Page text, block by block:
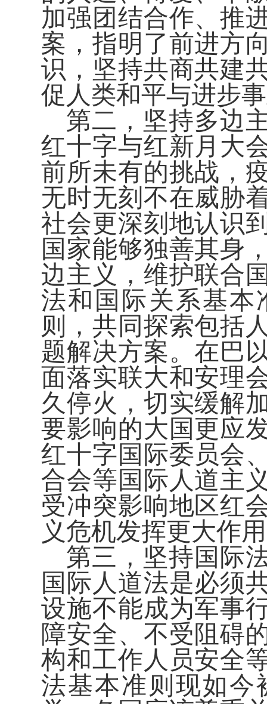
加强团结合作、推
案，指明了前进方
识，坚持共商共建
促人类和平与进步
第二，坚持多边
红十字与红新月大
前所未有的挑战，
无时无刻不在威胁
社会更深刻地认识
国家能够独善其身
边主义，维护联合
法和国际关系基本
则，共同探索包括
题解决方案。在巴
面落实联大和安理
久停火，切实缓解
要影响的大国更应
红十字国际委员会
合会等国际人道主
受冲突影响地区红
义危机发挥更大作
第三，坚持国际
国际人道法是必须
设施不能成为军事
障安全、不受阻碍
构和工作人员安全
法基本准则现如今